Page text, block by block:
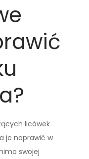
licówek
je naprawić w
swojej